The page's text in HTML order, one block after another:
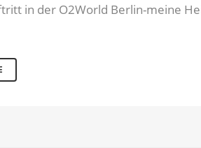
in der O2World Berlin-meine